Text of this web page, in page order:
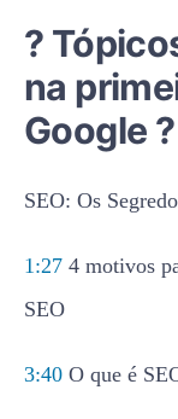
?
na
Google ?
SEO: Os
1:27 4 motivos
SEO
3:40 O que é